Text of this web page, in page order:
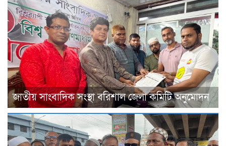
জাতীয় সাংবাদিক সংস্থা বরিশাল জেলা কমিটি অনুমোদন